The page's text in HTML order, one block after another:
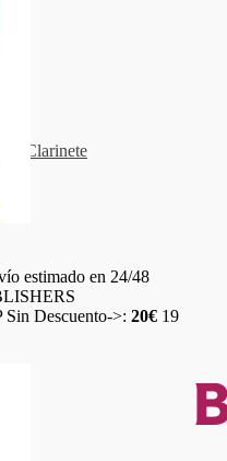
Clarinete
estimado en 24/48
Sin Descuento->: 20€ 19